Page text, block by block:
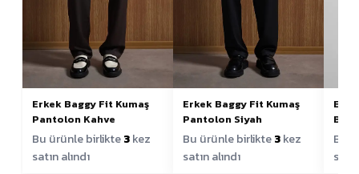
Erkek Baggy Fit Kumaş
Pantolon Kahve
Bu ürünle birlikte3kez
satın alındı
Erkek Baggy Fit Kumaş
Pantolon Siyah
Bu ürünle birlikte3kez
satın alındı
Bu